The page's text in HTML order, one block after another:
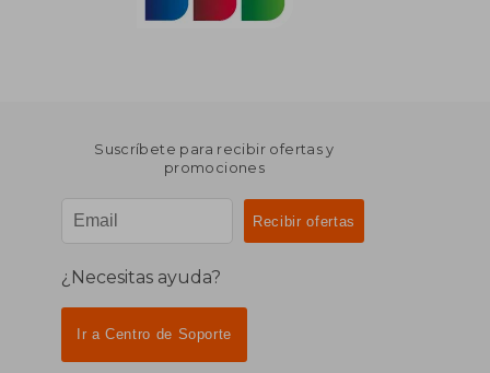
Suscríbete para recibir ofertas y
promociones
¿Necesitas ayuda?
Ir a Centro de Soporte